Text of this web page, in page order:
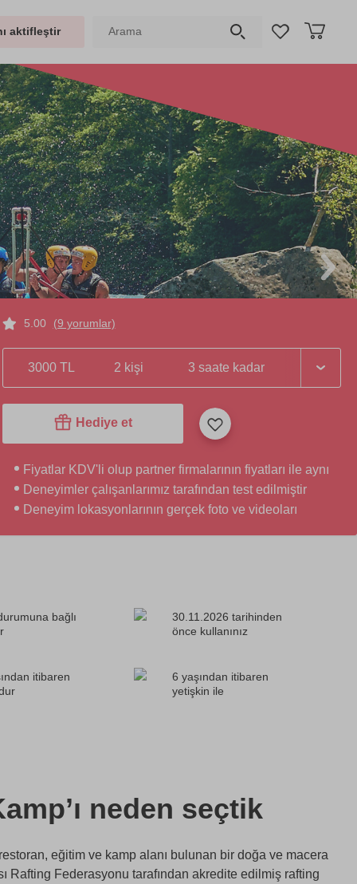
aktifleştir
5.00 (9 yorumlar)
3000 TL 2 kişi 3 saate kadar
Hediye et
Fiyatlar KDV'li olup partner firmalarının fiyatları ile aynı
Deneyimler çalışanlarımız tarafından test edilmiştir
Deneyim lokasyonlarının gerçek foto ve videoları
bağlı
30.11.2026 tarihinden
önce kullanınız
itibaren
6 yaşından itibaren
yetişkin ile
neden seçtik
eğitim ve kamp alanı bulunan bir doğa ve macera
Rafting Federasyonu tarafından akredite edilmiş rafting